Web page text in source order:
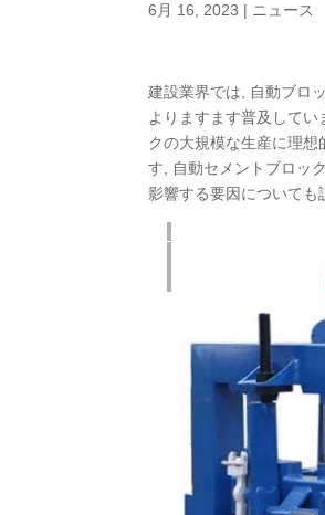
6月 16, 2023 | ニュース
建設業界では, 自動ブロ
よりますます普及して
クの大規模な生産に理
す, 自動セメントブロッ
影響する要因についても